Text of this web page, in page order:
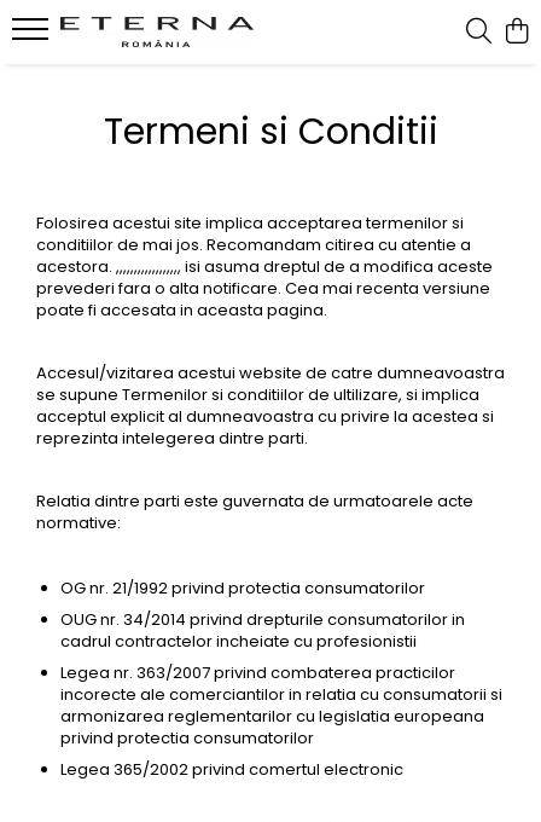
Termeni si Conditii
Folosirea acestui site implica acceptarea termenilor si
conditiilor de mai jos. Recomandam citirea cu atentie a
acestora. ,,,,,,,,,,,,,,,,,, isi asuma dreptul de a modifica aceste
prevederi fara o alta notificare. Cea mai recenta versiune
poate fi accesata in aceasta pagina.
Accesul/vizitarea acestui website de catre dumneavoastra
se supune Termenilor si conditiilor de ultilizare, si implica
acceptul explicit al dumneavoastra cu privire la acestea si
reprezinta intelegerea dintre parti.
Relatia dintre parti este guvernata de urmatoarele acte
normative:
OG nr. 21/1992 privind protectia consumatorilor
OUG nr. 34/2014 privind drepturile consumatorilor in
cadrul contractelor incheiate cu profesionistii
Legea nr. 363/2007 privind combaterea practicilor
incorecte ale comerciantilor in relatia cu consumatorii si
armonizarea reglementarilor cu legislatia europeana
privind protectia consumatorilor
Legea 365/2002 privind comertul electronic